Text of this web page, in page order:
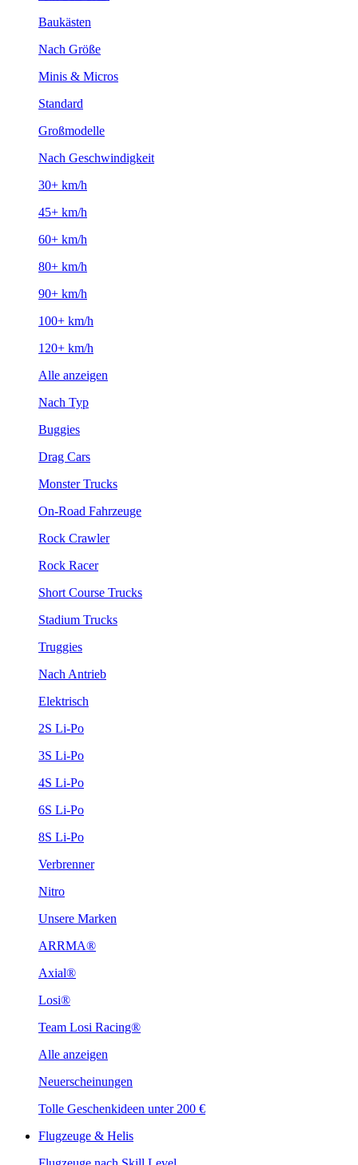
Baukästen
Nach Größe
Minis & Micros
Standard
Großmodelle
Nach Geschwindigkeit
30+ km/h
45+ km/h
60+ km/h
80+ km/h
90+ km/h
100+ km/h
120+ km/h
Alle anzeigen
Nach Typ
Buggies
Drag Cars
Monster Trucks
On-Road Fahrzeuge
Rock Crawler
Rock Racer
Short Course Trucks
Stadium Trucks
Truggies
Nach Antrieb
Elektrisch
2S Li-Po
3S Li-Po
4S Li-Po
6S Li-Po
8S Li-Po
Verbrenner
Nitro
Unsere Marken
ARRMA®
Axial®
Losi®
Team Losi Racing®
Alle anzeigen
Neuerscheinungen
Tolle Geschenkideen unter 200 €
Flugzeuge & Helis